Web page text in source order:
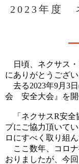
2023年度
日頃、ネクサス・
にありがとうござい
去る2023年9月3
会 安全大会』を開
「ネクサスR安全
プにご協力頂いて
ロにすべく取り組
ここ数年、コロナ
おりましたが、今